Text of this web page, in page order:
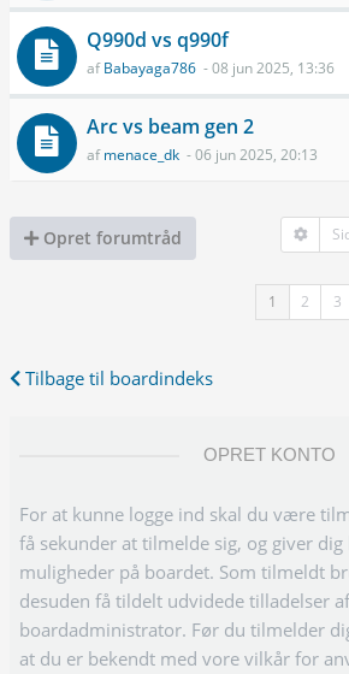
Q990d vs q990f
afBabayaga786 - 08 jun 2025, 13:36
Arc vs beam gen 2
afmenace_dk - 06 jun 2025, 20:13
Opret forumtråd
1 2 3
Tilbage til boardindeks
OPRET KONTO
For at kunne logge ind skal du være
få sekunder at tilmelde sig, og giver
muligheder på boardet. Som tilmeldt
desuden få tildelt udvidede tilladelser
boardadministrator. Før du tilmelder
at du er bekendt med vore vilkår for